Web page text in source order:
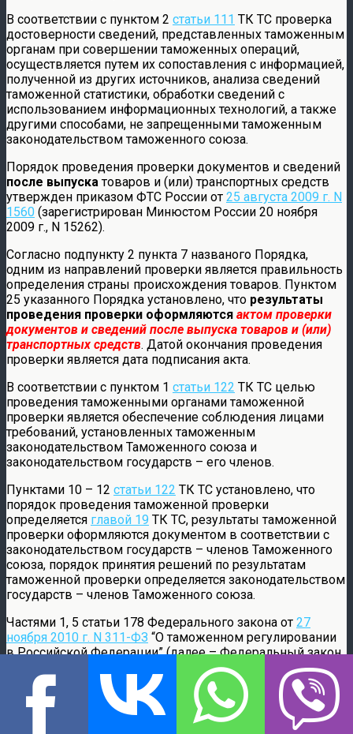
В соответствии с пунктом 2 статьи 111 ТК ТС проверка
достоверности сведений, представленных таможенным
органам при совершении таможенных операций,
осуществляется путем их сопоставления с информацией,
полученной из других источников, анализа сведений
таможенной статистики, обработки сведений с
использованием информационных технологий, а также
другими способами, не запрещенными таможенным
законодательством таможенного союза.
Порядок проведения проверки документов и сведений
после выпускатоваров и (или) транспортных средств
утвержден приказом ФТС России от 25 августа 2009 г. N
1560 (зарегистрирован Минюстом России 20 ноября
2009 г., N 15262).
Согласно подпункту 2 пункта 7 названого Порядка,
одним из направлений проверки является правильность
определения страны происхождения товаров. Пунктом
25 указанного Порядка установлено, что результаты
проведения проверки оформляются актом проверки
документов и сведений после выпуска товаров и (или)
транспортных средств. Датой окончания проведения
проверки является дата подписания акта.
В соответствии с пунктом 1 статьи 122 ТК ТС целью
проведения таможенными органами таможенной
проверки является обеспечение соблюдения лицами
требований, установленных таможенным
законодательством Таможенного союза и
законодательством государств – его членов.
Пунктами 10 – 12 статьи 122 ТК ТС установлено, что
порядок проведения таможенной проверки
определяется главой 19 ТК ТС, результаты таможенной
проверки оформляются документом в соответствии с
законодательством государств – членов Таможенного
союза, порядок принятия решений по результатам
таможенной проверки определяется законодательством
государств – членов Таможенного союза.
Частями 1, 5 статьи 178 Федерального закона от 27
ноября 2010 г. N 311-ФЗ “О таможенном регулировании
в Российской Федерации” (далее – Федеральный закон
о таможенном регулировании) определено, что
результаты таможенной проверки оформляютсяактом
камеральной таможенной проверкиили
актом
выездной таможенной проверки. В случае выявления
неуплаты или неполной уплаты таможенных пошлин,